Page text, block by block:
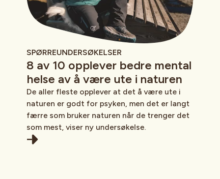
SPØRREUNDERSØKELSER
8 av 10 opplever bedre mental
helse av å være ute i naturen
De aller fleste opplever at det å være ute i
naturen er godt for psyken, men det er langt
færre som bruker naturen når de trenger det
som mest, viser ny undersøkelse.